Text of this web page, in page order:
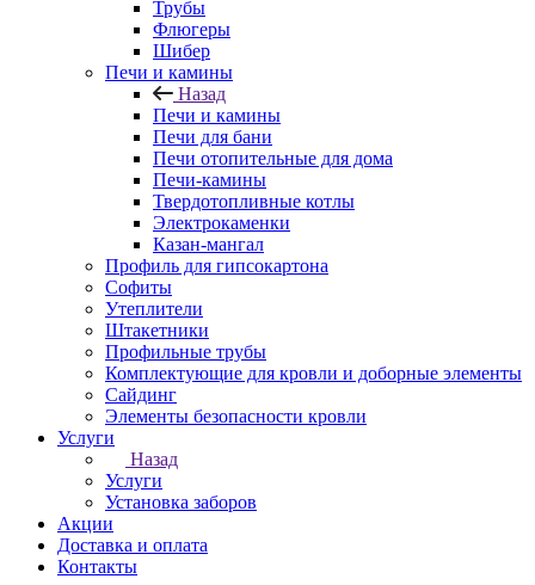
Трубы
Флюгеры
Шибер
Печи и камины
Назад
Печи и камины
Печи для бани
Печи отопительные для дома
Печи-камины
Твердотопливные котлы
Электрокаменки
Казан-мангал
Профиль для гипсокартона
Софиты
Утеплители
Штакетники
Профильные трубы
Комплектующие для кровли и доборные элементы
Сайдинг
Элементы безопасности кровли
Услуги
Назад
Услуги
Установка заборов
Акции
Доставка и оплата
Контакты